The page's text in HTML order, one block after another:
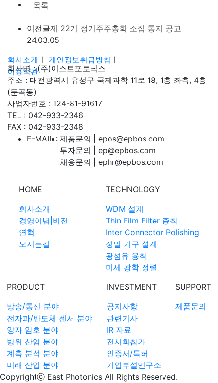
목록
이전글제 22기 정기주주총회 소집 통지 공고
24.03.05
회사소개 ㅣ 개인정보취급방침 ㅣ
이용약관
회사명 : (주)이스트포토닉스
주소 : 대전광역시 유성구 국제과학 11로 18, 1층 좌측, 4층
(둔곡동)
사업자번호 : 124-81-91617
TEL : 042-933-2346
FAX : 042-933-2348
E-MAIL : 제품문의 | epos@epbos.com
투자문의 | ep@epbos.com
채용문의 | ephr@epbos.com
HOME
회사소개
경영이념|비전
연혁
오시는길
TECHNOLOGY
WDM 설계
Thin Film Filter 증착
Inter Connector Polishing
정밀 기구 설계
광섬유 융착
미세 광학 정렬
PRODUCT
방송/통신 분야
전자파/반도체 센서 분야
양자 암호 분야
방위 산업 분야
계측 분석 분야
미래 산업 분야
INVESTMENT
공지사항
관련기사
IR 자료
전시회참가
인증서/특허
기업부설연구소
SUPPORT
제품문의
Copyrightⓒ East Photonics All Rights Reserved.